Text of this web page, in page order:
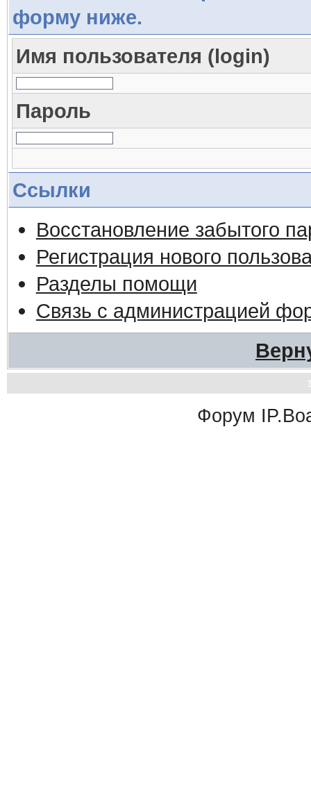
форму ниже.
Имя пользователя (login)
Пароль
Ссылки
Восстановление забытого
Регистрация нового
Разделы помощи
Связь с администрацией
Форум